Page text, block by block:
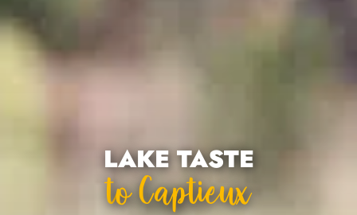
LAKE TASTE
To Captieux